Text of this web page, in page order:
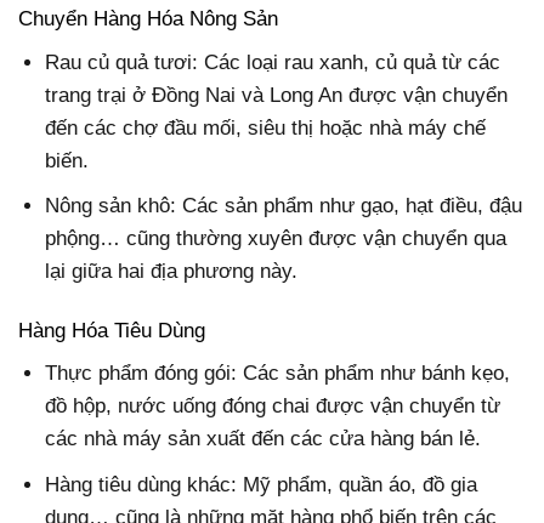
Chuyển Hàng Hóa Nông Sản
Rau củ quả tươi: Các loại rau xanh, củ quả từ các
trang trại ở Đồng Nai và Long An được vận chuyển
đến các chợ đầu mối, siêu thị hoặc nhà máy chế
biến.
Nông sản khô: Các sản phẩm như gạo, hạt điều, đậu
phộng… cũng thường xuyên được vận chuyển qua
lại giữa hai địa phương này.
Hàng Hóa Tiêu Dùng
Thực phẩm đóng gói: Các sản phẩm như bánh kẹo,
đồ hộp, nước uống đóng chai được vận chuyển từ
các nhà máy sản xuất đến các cửa hàng bán lẻ.
Hàng tiêu dùng khác: Mỹ phẩm, quần áo, đồ gia
dụng… cũng là những mặt hàng phổ biến trên các